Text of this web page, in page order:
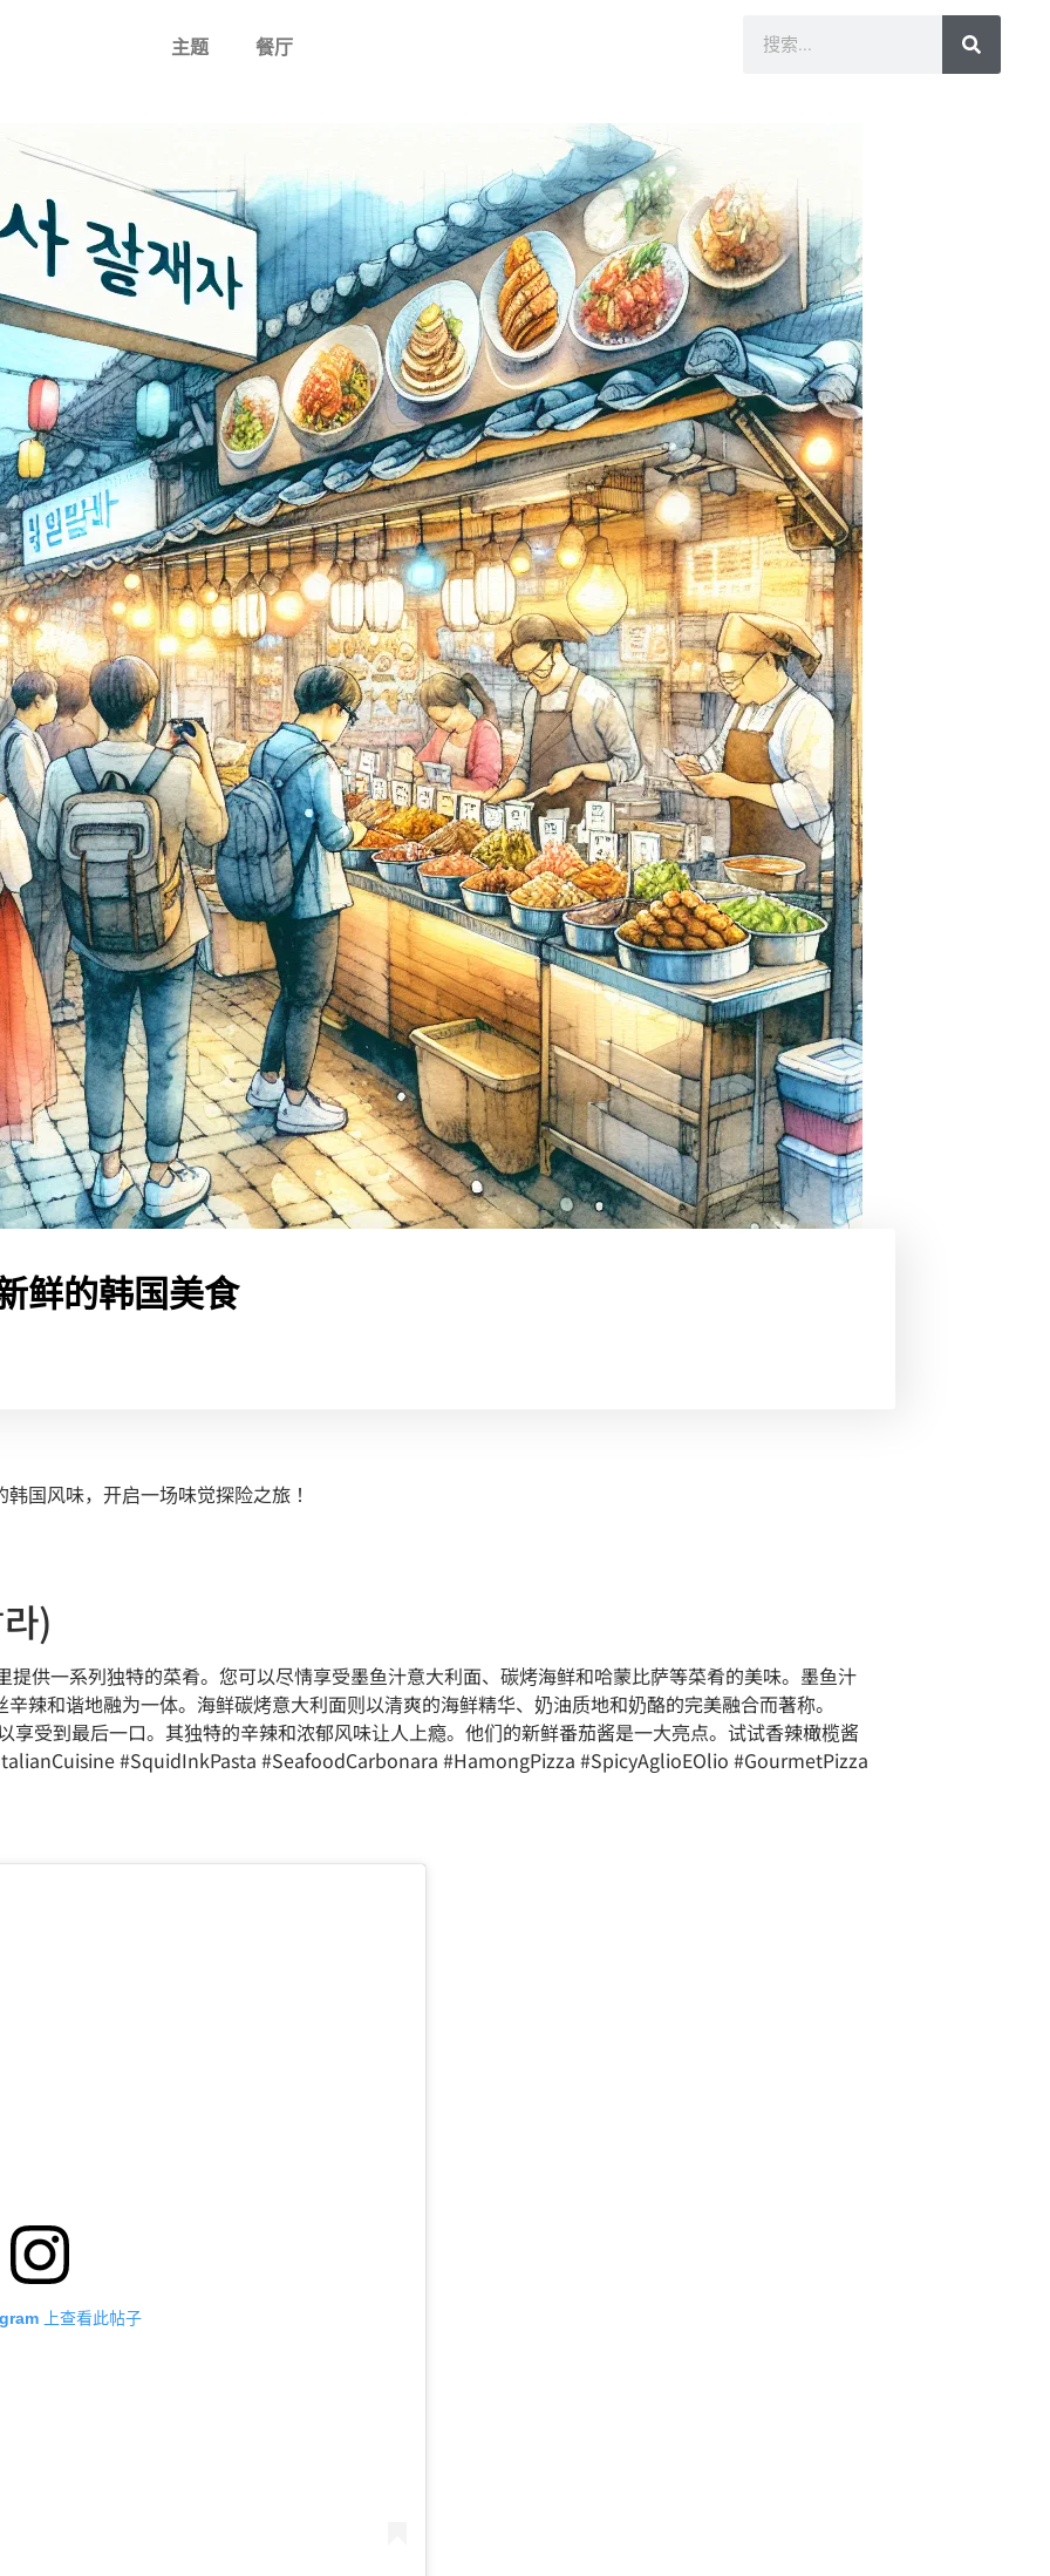
主题 餐厅
鲜的韩国美食
国风味，开启一场味觉探险之旅！
)
供一系列独特的菜肴。您可以尽情享受墨鱼汁意大利面、碳烤海鲜和哈蒙比萨等菜肴的美味。墨鱼汁
辣和谐地融为一体。海鲜碳烤意大利面则以清爽的海鲜精华、奶油质地和奶酪的完美融合而著称。
受到最后一口。其独特的辛辣和浓郁风味让人上瘾。他们的新鲜番茄酱是一大亮点。试试香辣橄榄酱
#SquidInkPasta #SeafoodCarbonara #HamongPizza #SpicyAglioEOlio #GourmetPizza
上查看此帖子